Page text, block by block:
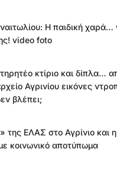
Η παιδική χαρά…
video foto
κτίριο και δίπλα…
Αγρινίου εικόνες
βλέπει;
της ΕΛΑΣ στο Αγρίνιο και
κοινωνικό αποτύπωμα